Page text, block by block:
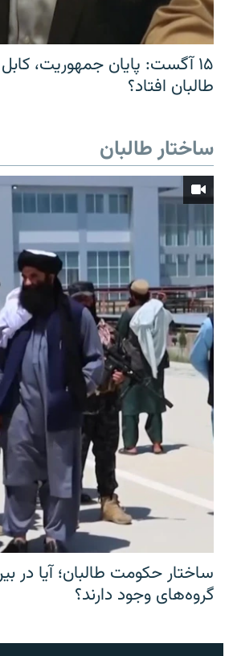
۱۵ آگست: پایان جمهوریت،
طالبان افتاد؟
ساختار طالبان
ساختار حکومت طالبان؛ آیا در
گروه‌های وجود دارند؟